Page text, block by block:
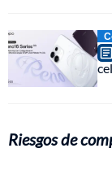
Riesgos de